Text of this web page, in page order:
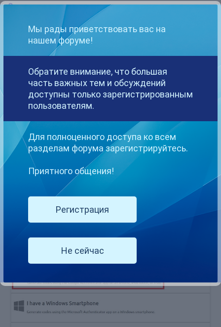
2.
. Рассмотрим вариант (Apple IOS device).
Мы рады приветствовать вас на
нашем форуме!
Обратите внимание, что большая
часть важных тем и обсуждений
доступны только зарегистрированным
пользователям.
Для полноценного доступа ко всем
разделам форума зарегистрируйтесь.
Приятного общения!
Регистрация
Не сейчас